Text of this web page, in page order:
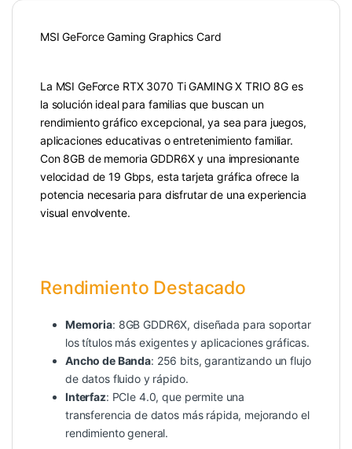
MSI GeForce Gaming Graphics Card
La MSI GeForce RTX 3070 Ti GAMING X TRIO 8G es
la solución ideal para familias que buscan un
rendimiento gráfico excepcional, ya sea para juegos,
aplicaciones educativas o entretenimiento familiar.
Con 8GB de memoria GDDR6X y una impresionante
velocidad de 19 Gbps, esta tarjeta gráfica ofrece la
potencia necesaria para disfrutar de una experiencia
visual envolvente.
Rendimiento Destacado
Memoria: 8GB GDDR6X, diseñada para soportar
los títulos más exigentes y aplicaciones gráficas.
Ancho de Banda: 256 bits, garantizando un flujo
de datos fluido y rápido.
Interfaz: PCIe 4.0, que permite una
transferencia de datos más rápida, mejorando el
rendimiento general.